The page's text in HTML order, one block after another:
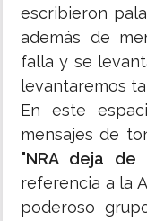
escribieron
además de
falla y se
levantaremos
En este
mensajes de
"NRA deja de
referencia a la
poderoso